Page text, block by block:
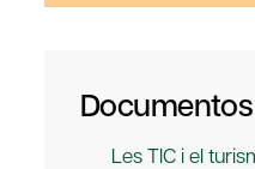
Les TIC i el